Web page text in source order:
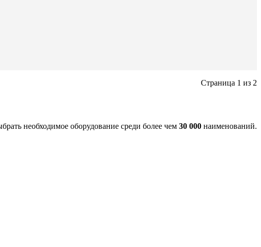
Страница 1 из 2
необходимое оборудование среди более чем 30 000 наименований.